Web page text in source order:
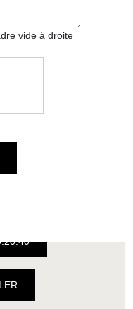
vide à droite